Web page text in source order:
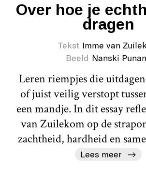
Over hoe je
dragen
Tekst Imme van
Beeld Nanski
Leren riempjes die
of juist veilig verstopt
een mandje. In dit essay
van Zuilekom op de
zachtheid, hardheid en
Lees meer